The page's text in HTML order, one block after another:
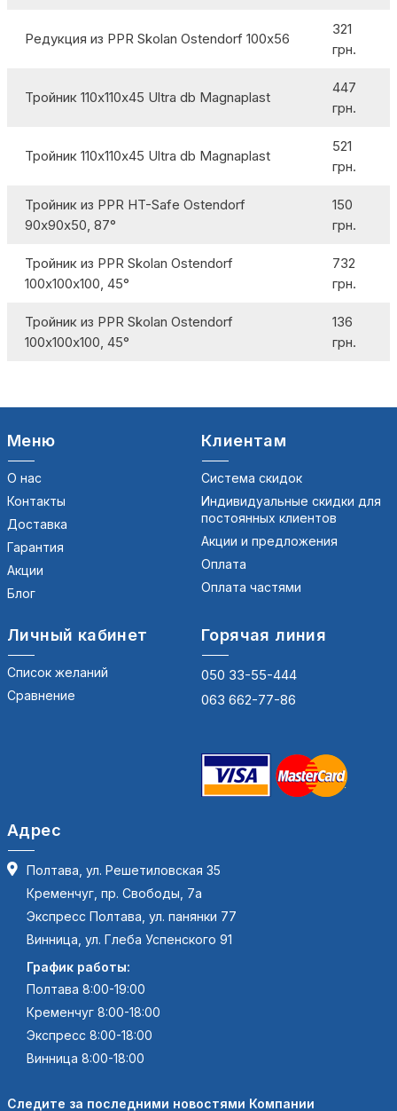
Редукция из PPR Skolan Ostendorf 100х56
321
грн.
Тройник 110х110х45 Ultra db Magnaplast
447
грн.
Тройник 110х110х45 Ultra db Magnaplast
521
грн.
Тройник из PPR HT-Safe Ostendorf
90х90х50, 87°
150
грн.
Тройник из PPR Skolan Ostendorf
100х100х100, 45°
732
грн.
Тройник из PPR Skolan Ostendorf
100х100х100, 45°
136
грн.
Меню
О нас
Контакты
Доставка
Гарантия
Акции
Блог
Клиентам
Система скидок
Индивидуальные скидки для
постоянных клиентов
Акции и предложения
Оплата
Оплата частями
Личный кабинет
Список желаний
Сравнение
Горячая линия
050 33-55-444
063 662-77-86
Адрес
Полтава, ул. Решетиловская 35
Кременчуг, пр. Свободы, 7а
Экспресс Полтава, ул. панянки 77
Винница, ул. Глеба Успенского 91
График работы:
Полтава 8:00-19:00
Кременчуг 8:00-18:00
Экспресс 8:00-18:00
Винница 8:00-18:00
Следите за последними новостями Компании